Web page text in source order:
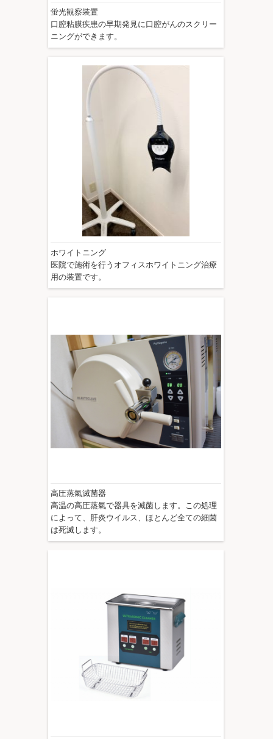
蛍光観察装置
口腔粘膜疾患の早期発見に口腔がんのスクリー
ニングができます。
ホワイトニング
医院で施術を行うオフィスホワイトニング治療
用の装置です。
高圧蒸氣滅菌器
高温の高圧蒸氣で器具を滅菌します。この処理
によって、肝炎ウイルス、ほとんど全ての細菌
は死滅します。